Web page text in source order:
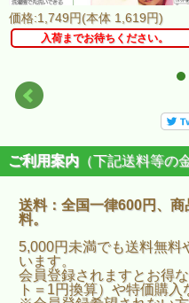
価格:1,749円(本体 1,619円)
入荷までお待ちください。
ご利用案内 （下記送料等の
送料：全国一律600円、
料。
5,000円未満でも送料無料
います。
会員登録されますとお得
ト＝1円換算）や特価購入